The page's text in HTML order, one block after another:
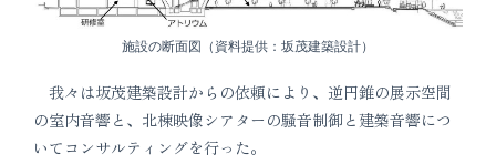
施設の断面図（資料提供：坂茂建築設計）
我々は坂茂建築設計からの依頼により、逆円錐の展示空間
の室内音響と、北棟映像シアターの騒音制御と建築音響につ
いてコンサルティングを行った。